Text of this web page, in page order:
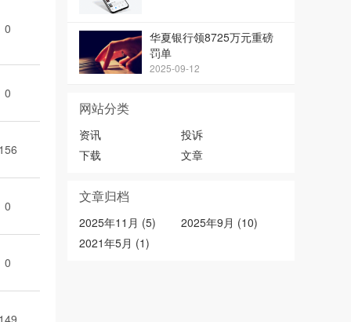
0
0
156
0
0
149
华夏银行领8725万元重磅
罚单
2025-09-12
网站分类
资讯
投诉
下载
文章
文章归档
2025年11月 (5)
2025年9月 (10)
2021年5月 (1)